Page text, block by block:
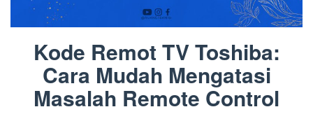
Kode Remot TV Toshiba:
Cara Mudah Mengatasi
Masalah Remote Control